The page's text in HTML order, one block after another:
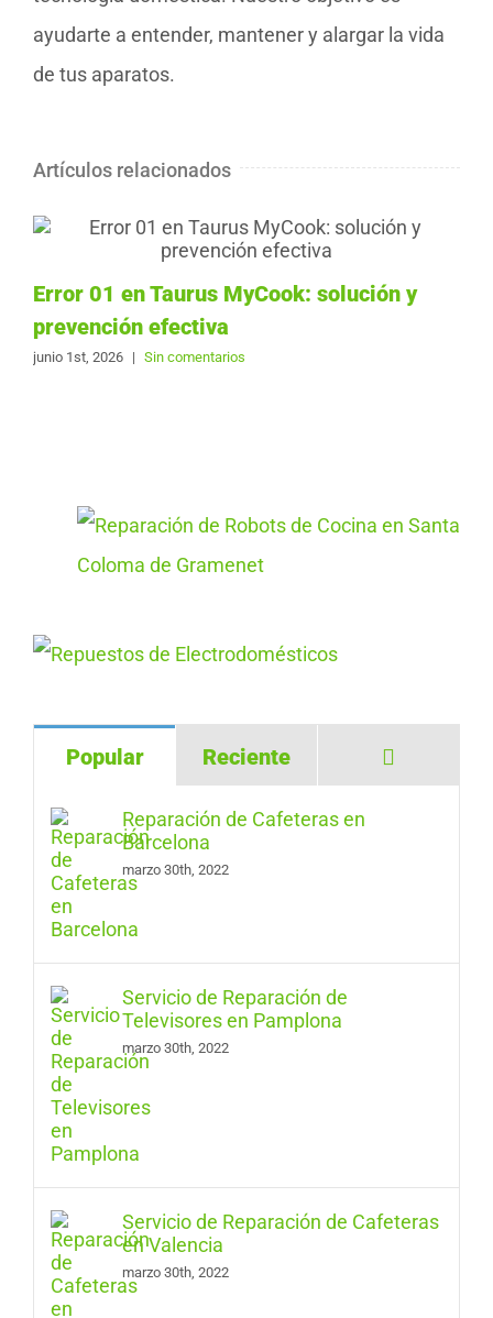
ayudarte a entender, mantener y alargar la vida
de tus aparatos.
Artículos relacionados
Error 01 en Taurus MyCook: solución y
prevención efectiva
junio 1st, 2026 | Sin comentarios
Popular Reciente
Reparación de Cafeteras en
Barcelona
marzo 30th, 2022
Servicio de Reparación de
Televisores en Pamplona
marzo 30th, 2022
Servicio de Reparación de Cafeteras
en Valencia
marzo 30th, 2022